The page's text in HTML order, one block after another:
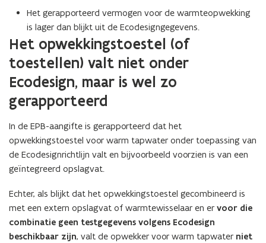
Het gerapporteerd vermogen voor de warmteopwekking
is lager dan blijkt uit de Ecodesigngegevens.
Het opwekkingstoestel (of
toestellen) valt niet onder
Ecodesign, maar is wel zo
gerapporteerd
In de EPB-aangifte is gerapporteerd dat het
opwekkingstoestel voor warm tapwater onder toepassing van
de Ecodesignrichtlijn valt en bijvoorbeeld voorzien is van een
geïntegreerd opslagvat.
Echter, als blijkt dat het opwekkingstoestel gecombineerd is
met een extern opslagvat of warmtewisselaar en er voor die
combinatie geen testgegevens volgens Ecodesign
beschikbaar zijn, valt de opwekker voor warm tapwater niet